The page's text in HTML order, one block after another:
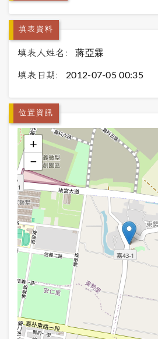
填表資料
填表人姓名: 蔣亞霖
填表日期: 2012-07-05 00:35
位置資訊
+
−